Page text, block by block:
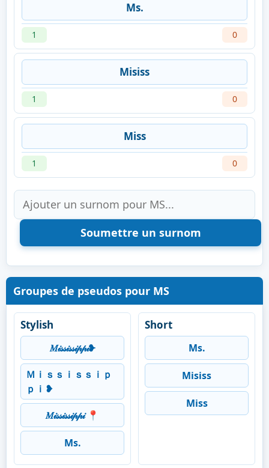
Ms.
1 0
Misiss
1 0
Miss
1 0
Groupes de pseudos pour MS
Stylish
𝑀𝒾𝓈𝓈𝒾𝓈𝓈𝒾𝓅𝓅𝒾❥
Ｍｉｓｓｉｓｓｉｐ
ｐｉ❥
𝑀𝒾𝓈𝓈𝒾𝓈𝓈𝒾𝓅𝓅𝒾 📍
Ms.
Short
Ms.
Misiss
Miss